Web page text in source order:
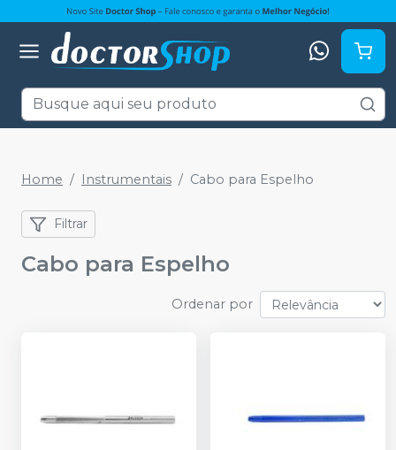
Home Instrumentais Cabo para Espelho
Filtrar
Cabo para Espelho
Ordenar por